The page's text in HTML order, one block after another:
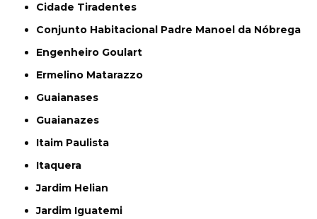
Cidade Tiradentes
Conjunto Habitacional Padre Manoel da Nóbrega
Engenheiro Goulart
Ermelino Matarazzo
Guaianases
Guaianazes
Itaim Paulista
Itaquera
Jardim Helian
Jardim Iguatemi